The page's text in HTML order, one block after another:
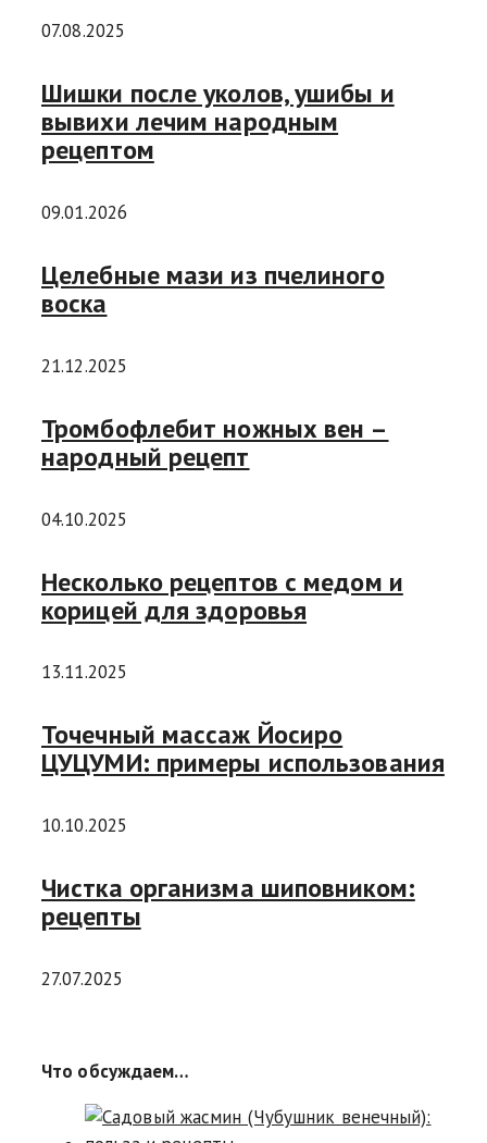
07.08.2025
Шишки после уколов, ушибы и
вывихи лечим народным
рецептом
09.01.2026
Целебные мази из пчелиного
воска
21.12.2025
Тромбофлебит ножных вен –
народный рецепт
04.10.2025
Несколько рецептов с медом и
корицей для здоровья
13.11.2025
Точечный массаж Йосиро
ЦУЦУМИ: примеры использования
10.10.2025
Чистка организма шиповником:
рецепты
27.07.2025
Что обсуждаем…